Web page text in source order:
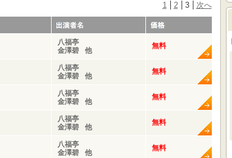
1 2 3 次へ
八福亭
金澤碧
他
無料
八福亭
金澤碧
他
無料
八福亭
金澤碧
他
無料
八福亭
金澤碧
他
無料
八福亭
金澤碧
他
無料